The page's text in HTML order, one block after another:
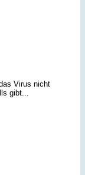
Virus nicht
gibt...